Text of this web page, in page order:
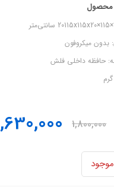
محصول
بدون میکروفون
حافظه داخلی فلش
1,800,000